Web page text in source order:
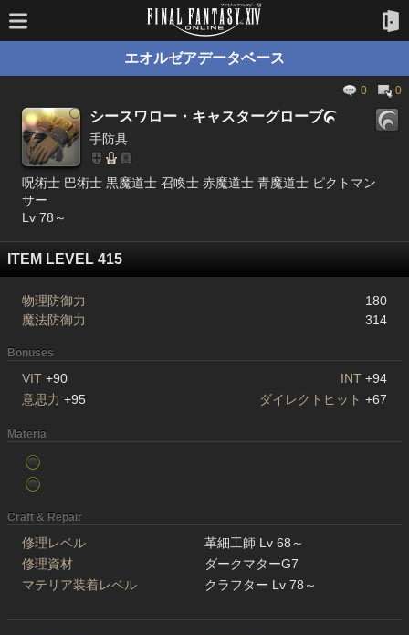
エオルゼアデータベース
0 0
シースワロー・キャスターグローブ
手防具
呪術士 巴術士 黒魔道士 召喚士 赤魔道士 青魔道士 ピクトマン
サー
Lv 78～
ITEM LEVEL 415
物理防御力
180
魔法防御力
314
Bonuses
VIT +90 INT +94
意思力 +95 ダイレクトヒット +67
Materia
Craft & Repair
修理レベル
革細工師 Lv 68～
修理資材
ダークマターG7
マテリア装着レベル
クラフター Lv 78～